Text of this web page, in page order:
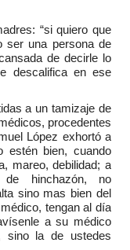
“si quiero que
ser una persona de
de decirle lo
descalifica en ese
a un tamizaje de
procedentes
López exhortó a
estén bien, cuando
mareo, debilidad; a
hinchazón, no
sino mas bien del
tengan al día
a su médico
sino la de ustedes